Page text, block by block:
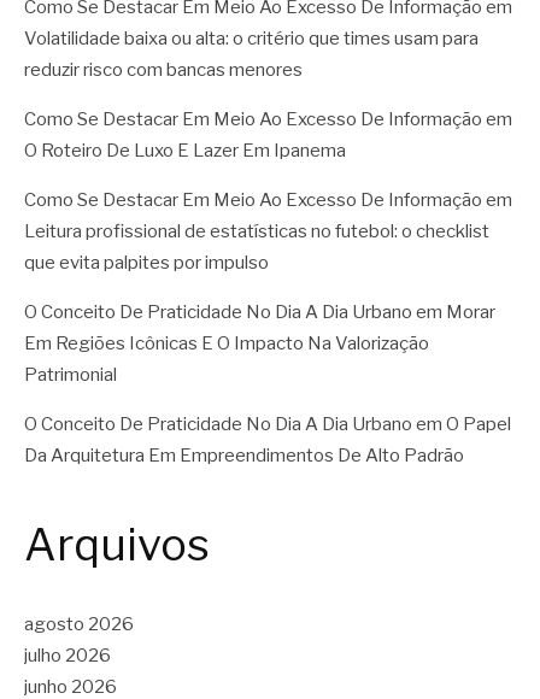
Como Se Destacar Em Meio Ao Excesso De Informação em
Volatilidade baixa ou alta: o critério que times usam para
reduzir risco com bancas menores
Como Se Destacar Em Meio Ao Excesso De Informação em
O Roteiro De Luxo E Lazer Em Ipanema
Como Se Destacar Em Meio Ao Excesso De Informação em
Leitura profissional de estatísticas no futebol: o checklist
que evita palpites por impulso
O Conceito De Praticidade No Dia A Dia Urbano em Morar
Em Regiões Icônicas E O Impacto Na Valorização
Patrimonial
O Conceito De Praticidade No Dia A Dia Urbano em O Papel
Da Arquitetura Em Empreendimentos De Alto Padrão
Arquivos
agosto 2026
julho 2026
junho 2026